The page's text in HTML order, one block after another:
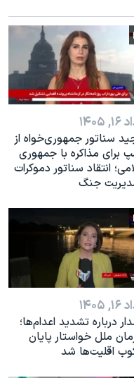
سناتور جمهوری‌خواه از
برای مذاکره با جمهوری
انتقاد سناتور دموکرات
جنگ
درباره تشدید اعدام‌ها؛
ملل خواستار پایان
اقلیت‌ها شد